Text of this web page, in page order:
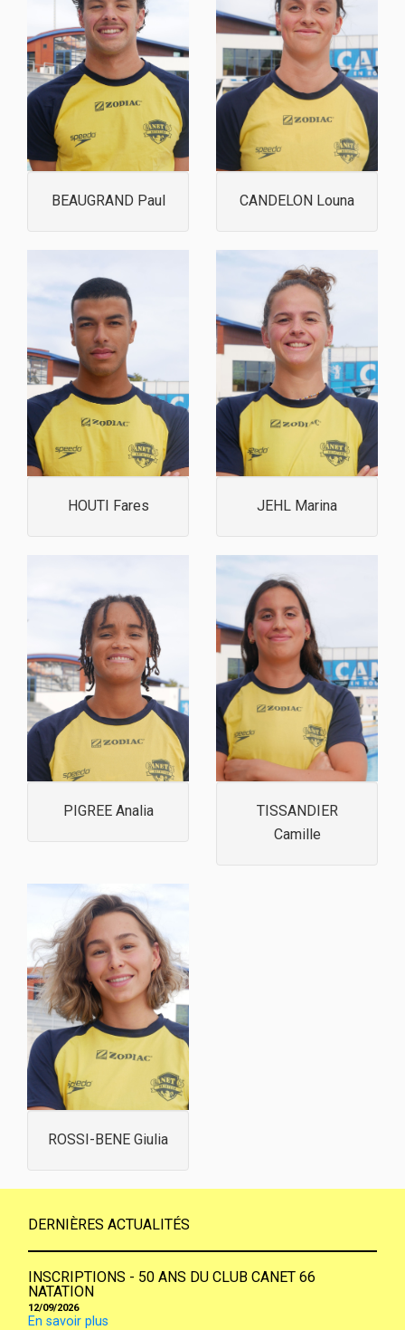
BEAUGRAND Paul CANDELON Louna
HOUTI Fares JEHL Marina
PIGREE Analia
TISSANDIER
Camille
ROSSI-BENE Giulia
DERNIÈRES ACTUALITÉS
INSCRIPTIONS - 50 ANS DU CLUB CANET 66
NATATION
12/09/2026
En savoir plus